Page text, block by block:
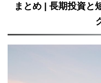
まとめ | 長期投資